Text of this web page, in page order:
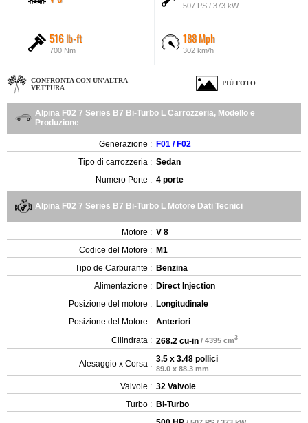
507 PS / 373 kW
516 lb-ft
700 Nm
188 Mph
302 km/h
CONFRONTA CON UN'ALTRA
VETTURA
PIÙ FOTO
Alpina F02 7 Series B7 Bi-Turbo L Carrozzeria, Modello e
Produzione
Generazione : F01 / F02
Tipo di carrozzeria : Sedan
Numero Porte : 4 porte
Alpina F02 7 Series B7 Bi-Turbo L Motore Dati Tecnici
Motore : V 8
Codice del Motore : M1
Tipo de Carburante : Benzina
Alimentazione : Direct Injection
Posizione del motore : Longitudinale
Posizione del Motore : Anteriori
Cilindrata : 268.2 cu-in / 4395 cm3
Alesaggio x Corsa : 3.5 x 3.48 pollici
89.0 x 88.3 mm
Valvole : 32 Valvole
Turbo : Bi-Turbo